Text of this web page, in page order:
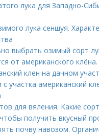
лука для Западно-
лука сеншуя.
выбрать озимый сорт
от американского
клен на дачном
с участка американский
для вяления. Какие
получить вкусный
почву навозом.